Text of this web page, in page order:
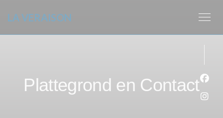
LA VERAISON
Plattegrond en Contact